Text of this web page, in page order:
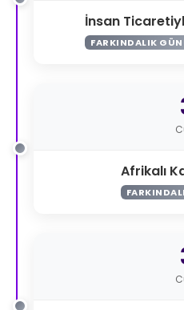
İnsan
FARKINDALIK
Afrikalı